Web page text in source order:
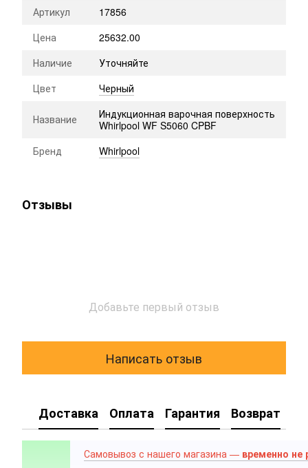
Артикул
17856
Цена
25632.00
Наличие
Уточняйте
Цвет
Черный
Название
Индукционная варочная поверхность
Whirlpool WF S5060 CPBF
Бренд
Whirlpool
Отзывы
Добавьте первый отзыв
Написать отзыв
Доставка Оплата Гарантия Возврат
Самовывоз с нашего магазина — временно не